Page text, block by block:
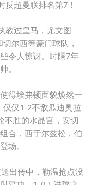
反超曼联排名第7！
教过皇马，尤文图
尔西等豪门球队，
令人惊讶。时隔7年
。
得埃弗顿面貌焕然一
仅仅1-2不敌瓜迪奥拉
不胜的水晶宫，安切
合，西于尔兹松，伯
场。
出传中，勒温抢点没